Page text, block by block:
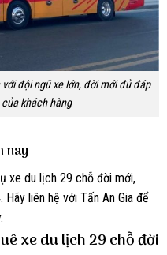
đội ngũ xe lớn, đời mới đủ đáp
khách hàng
nay
xe du lịch 29 chỗ đời mới,
liên hệ với Tấn An Gia để
xe du lịch 29 chỗ đời